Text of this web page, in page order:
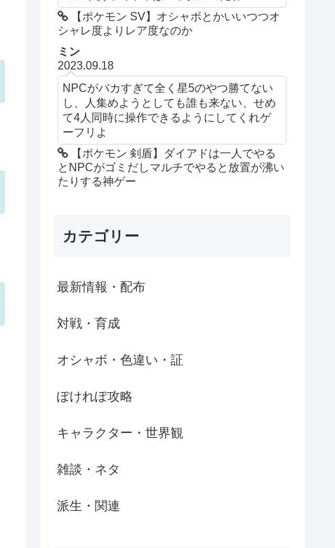
【ポケモン SV】オシャボとかいいつつオ
シャレ度よりレア度なのか
ミン
2023.09.18
NPCがバカすぎて全く星5のやつ勝てない
し、人集めようとしても誰も来ない、せめ
て4人同時に操作できるようにしてくれゲ
ーフリよ
【ポケモン 剣盾】ダイアドは一人でやる
とNPCがゴミだしマルチでやると放置が沸い
たりする神ゲー
カテゴリー
最新情報・配布
対戦・育成
オシャボ・色違い・証
ぽけれぽ攻略
キャラクター・世界観
雑談・ネタ
派生・関連